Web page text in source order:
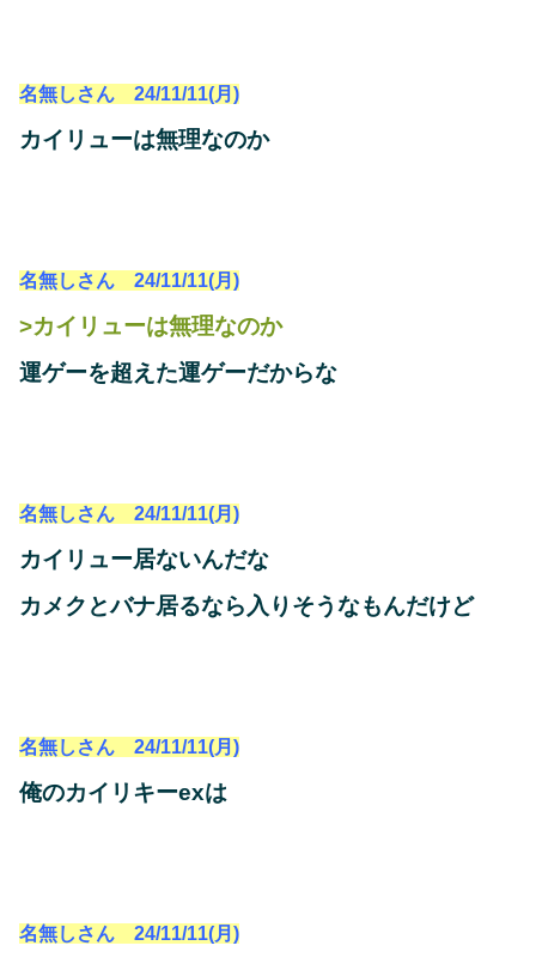
名無しさん 24/11/11(月)
カイリューは無理なのか
名無しさん 24/11/11(月)
>カイリューは無理なのか
運ゲーを超えた運ゲーだからな
名無しさん 24/11/11(月)
カイリュー居ないんだな
カメクとバナ居るなら入りそうなもんだけど
名無しさん 24/11/11(月)
俺のカイリキーexは
名無しさん 24/11/11(月)